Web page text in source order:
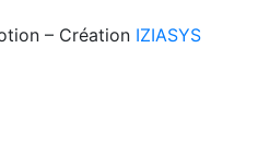
– Création IZIASYS